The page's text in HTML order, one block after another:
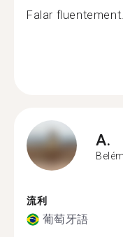
Falar
A.
Belém
流利
葡萄牙語